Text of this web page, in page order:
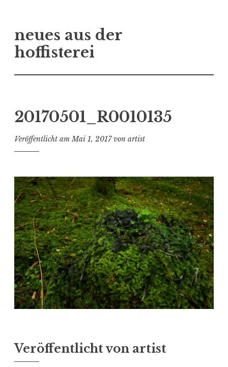
Inhalt
springen
neues aus der
hoffisterei
20170501_R0010135
Veröffentlicht amMai 1, 2017von artist
Veröffentlicht von artist